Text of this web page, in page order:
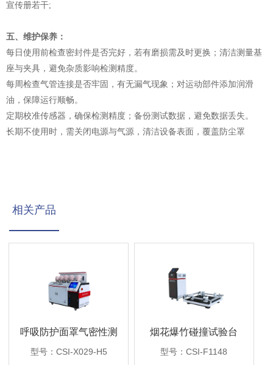
宣传册若干;
五、 维护保养：
每日使用前检查密封件是否完好，若有磨损需及时更换；清洁测量基
座与夹具，避免杂质影响检测精度。
每周检查气管连接是否牢固，有无漏气现象；对运动部件添加润滑
油，保障运行顺畅。
定期校准传感器，确保检测精度；备份测试数据，避免数据丢失。
长期不使用时，需关闭电源与气源，清洁设备表面，覆盖防尘罩
相关产品
呼吸防护面罩气密性测
型号：CSI-X029-H5
烟花爆竹碰撞试验台
型号：CSI-F1148